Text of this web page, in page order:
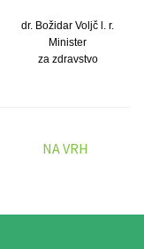
dr. Božidar Voljč l. r.
Minister
za zdravstvo
NA VRH